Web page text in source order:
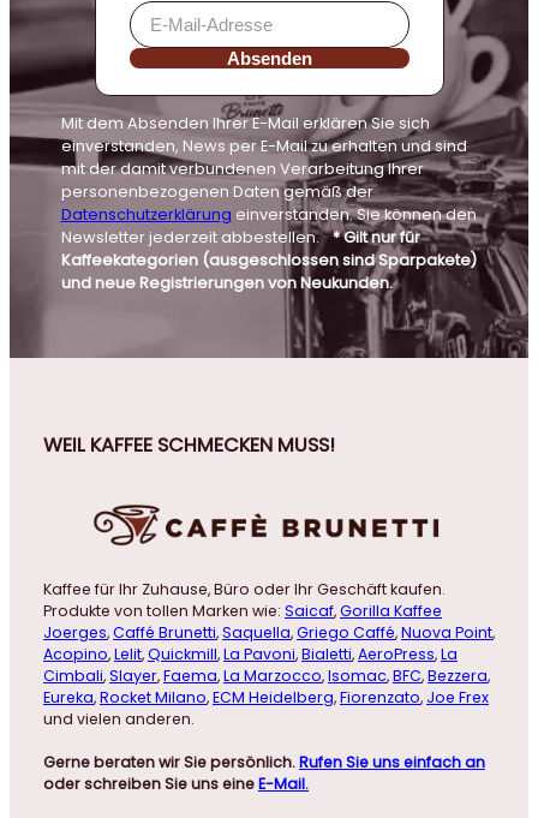
Absenden
Mit dem Absenden Ihrer E-Mail erklären Sie sich
einverstanden, News per E-Mail zu erhalten und sind
mit der damit verbundenen Verarbeitung Ihrer
personenbezogenen Daten gemäß der
Datenschutzerklärung einverstanden. Sie können den
Newsletter jederzeit abbestellen.* Gilt nur für
Kaffeekategorien (ausgeschlossen sind Sparpakete)
und neue Registrierungen von Neukunden.
WEIL KAFFEE SCHMECKEN MUSS!
Kaffee für Ihr Zuhause, Büro oder Ihr Geschäft kaufen.
Produkte von tollen Marken wie: Saicaf,Gorilla Kaffee
Joerges,Caffé Brunetti,Saquella,Griego Caffé,Nuova Point,
Acopino,Lelit,Quickmill,La Pavoni,Bialetti,AeroPress,La
Cimbali,Slayer,Faema,La Marzocco,Isomac,BFC,Bezzera,
Eureka,Rocket Milano,ECM Heidelberg,Fiorenzato, Joe Frex
und vielen anderen.
Gerne beraten wir Sie persönlich.Rufen Sie uns einfach an
oder schreiben Sie uns eineE-Mail.